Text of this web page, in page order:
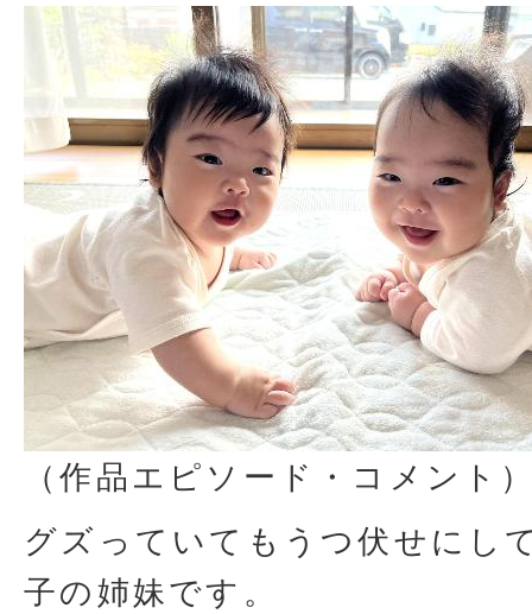
（作品エピソード・コメント
グズっていてもうつ伏せにし
子の姉妹です。